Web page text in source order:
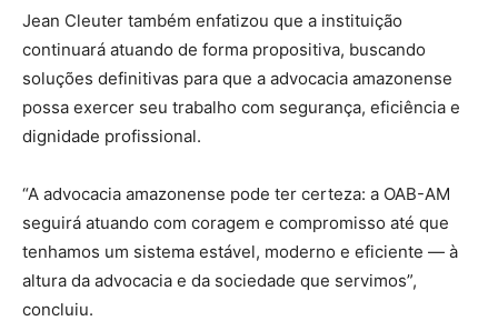
Jean Cleuter também enfatizou que a instituição
continuará atuando de forma propositiva, buscando
soluções definitivas para que a advocacia amazonense
possa exercer seu trabalho com segurança, eficiência e
dignidade profissional.
“A advocacia amazonense pode ter certeza: a OAB-AM
seguirá atuando com coragem e compromisso até que
tenhamos um sistema estável, moderno e eficiente — à
altura da advocacia e da sociedade que servimos”,
concluiu.